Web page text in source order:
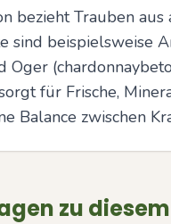
bezieht Trauben
sind beispielsweise
Oger
für Frische,
Balance zwischen
zu